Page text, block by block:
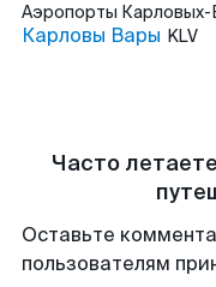
Аэропорты Карловых-
Карловы Вары KLV
Часто
Оставьте
пользователям